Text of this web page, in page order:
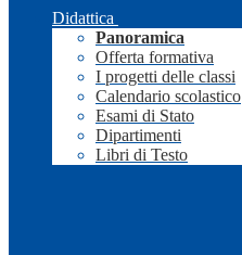
Didattica
Panoramica
Offerta formativa
I progetti delle classi
Calendario scolastico
Esami di Stato
Dipartimenti
Libri di Testo